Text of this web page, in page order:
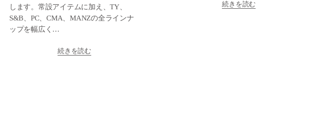
します。常設アイテムに加え、TY、
S&B、PC、CMA、MANZの全ラインナ
ップを幅広く…
続きを読む
続きを読む